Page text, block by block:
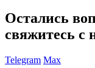
Остались
свяжитесь с
Telegram Max